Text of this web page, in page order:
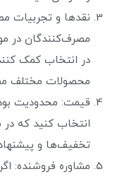
نقدها و تجربیات
مصرف‌کنندگان در
در انتخاب کمک
محصولات مختلف
قیمت: محدودیت
انتخاب کنید که در
تخفیف‌ها و
مشاوره فروشنده: